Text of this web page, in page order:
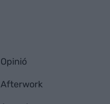
Opinió
Afterwork